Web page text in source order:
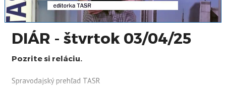
DIÁR - štvrtok 03/04/25
Pozrite si reláciu.
Spravodajský prehľad TASR